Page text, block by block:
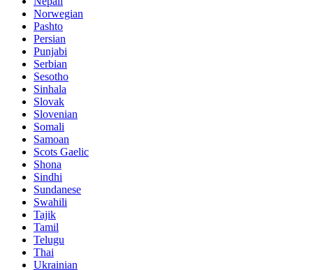
Norwegian
Pashto
Persian
Punjabi
Serbian
Sesotho
Sinhala
Slovak
Slovenian
Somali
Samoan
Scots Gaelic
Shona
Sindhi
Sundanese
Swahili
Tajik
Tamil
Telugu
Thai
Ukrainian